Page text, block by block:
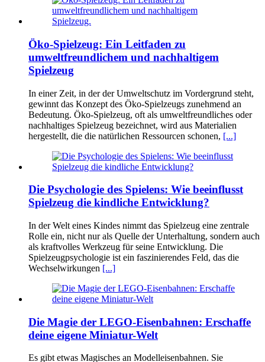
Öko-Spielzeug: Ein Leitfaden zu
umweltfreundlichem und nachhaltigem
Spielzeug
In einer Zeit, in der der Umweltschutz im Vordergrund steht,
gewinnt das Konzept des Öko-Spielzeugs zunehmend an
Bedeutung. Öko-Spielzeug, oft als umweltfreundliches oder
nachhaltiges Spielzeug bezeichnet, wird aus Materialien
hergestellt, die die natürlichen Ressourcen schonen, [...]
Die Psychologie des Spielens: Wie beeinflusst
Spielzeug die kindliche Entwicklung?
In der Welt eines Kindes nimmt das Spielzeug eine zentrale
Rolle ein, nicht nur als Quelle der Unterhaltung, sondern auch
als kraftvolles Werkzeug für seine Entwicklung. Die
Spielzeugpsychologie ist ein faszinierendes Feld, das die
Wechselwirkungen [...]
Die Magie der LEGO-Eisenbahnen: Erschaffe
deine eigene Miniatur-Welt
Es gibt etwas Magisches an Modelleisenbahnen. Sie